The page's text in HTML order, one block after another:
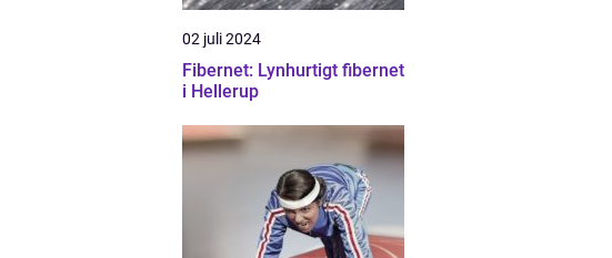
02 juli 2024
Fibernet: Lynhurtigt fibernet
i Hellerup